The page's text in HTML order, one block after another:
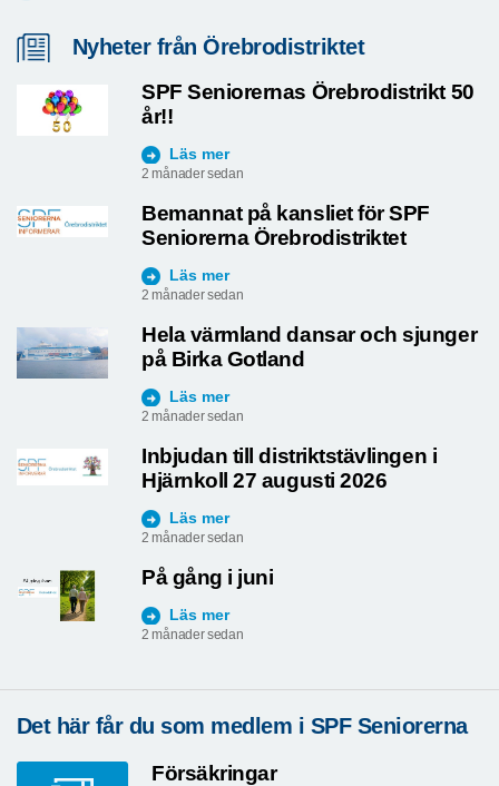
Nyheter från Örebrodistriktet
SPF Seniorernas Örebrodistrikt 50
år!!
Läs mer
2 månader sedan
Bemannat på kansliet för SPF
Seniorerna Örebrodistriktet
Läs mer
2 månader sedan
Hela värmland dansar och sjunger
på Birka Gotland
Läs mer
2 månader sedan
Inbjudan till distriktstävlingen i
Hjärnkoll 27 augusti 2026
Läs mer
2 månader sedan
På gång i juni
Läs mer
2 månader sedan
Det här får du som medlem i SPF Seniorerna
Försäkringar